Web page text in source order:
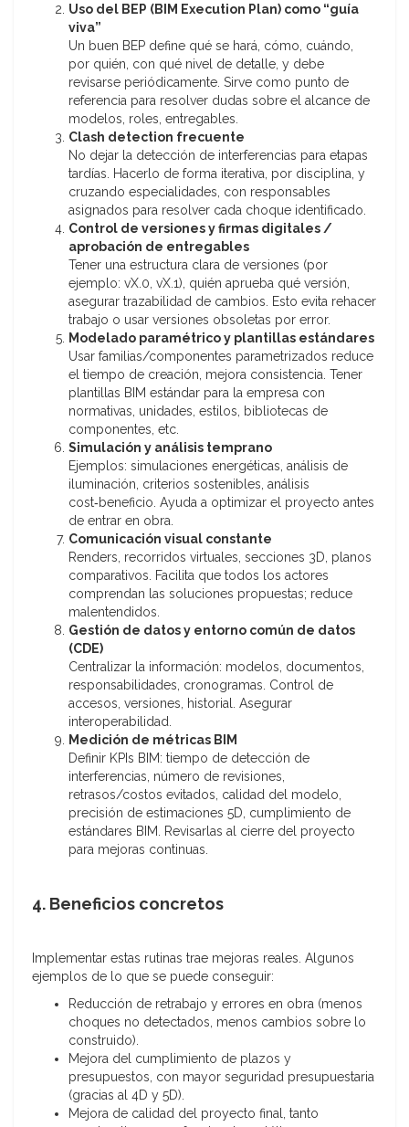
Uso del BEP (BIM Execution Plan) como “guía
viva”
Un buen BEP define qué se hará, cómo, cuándo,
por quién, con qué nivel de detalle, y debe
revisarse periódicamente. Sirve como punto de
referencia para resolver dudas sobre el alcance de
modelos, roles, entregables.
Clash detection frecuente
No dejar la detección de interferencias para etapas
tardías. Hacerlo de forma iterativa, por disciplina, y
cruzando especialidades, con responsables
asignados para resolver cada choque identificado.
Control de versiones y firmas digitales /
aprobación de entregables
Tener una estructura clara de versiones (por
ejemplo: vX.0, vX.1), quién aprueba qué versión,
asegurar trazabilidad de cambios. Esto evita rehacer
trabajo o usar versiones obsoletas por error.
Modelado paramétrico y plantillas estándares
Usar familias/componentes parametrizados reduce
el tiempo de creación, mejora consistencia. Tener
plantillas BIM estándar para la empresa con
normativas, unidades, estilos, bibliotecas de
componentes, etc.
Simulación y análisis temprano
Ejemplos: simulaciones energéticas, análisis de
iluminación, criterios sostenibles, análisis
cost‑beneficio. Ayuda a optimizar el proyecto antes
de entrar en obra.
Comunicación visual constante
Renders, recorridos virtuales, secciones 3D, planos
comparativos. Facilita que todos los actores
comprendan las soluciones propuestas; reduce
malentendidos.
Gestión de datos y entorno común de datos
(CDE)
Centralizar la información: modelos, documentos,
responsabilidades, cronogramas. Control de
accesos, versiones, historial. Asegurar
interoperabilidad.
Medición de métricas BIM
Definir KPIs BIM: tiempo de detección de
interferencias, número de revisiones,
retrasos/costos evitados, calidad del modelo,
precisión de estimaciones 5D, cumplimiento de
estándares BIM. Revisarlas al cierre del proyecto
para mejoras continuas.
4. Beneficios concretos
Implementar estas rutinas trae mejoras reales. Algunos
ejemplos de lo que se puede conseguir:
Reducción de retrabajo y errores en obra (menos
choques no detectados, menos cambios sobre lo
construido).
Mejora del cumplimiento de plazos y
presupuestos, con mayor seguridad presupuestaria
(gracias al 4D y 5D).
Mejora de calidad del proyecto final, tanto